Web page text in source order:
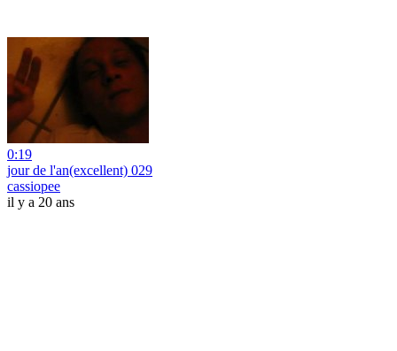
0:19
jour de l'an(excellent) 029
cassiopee
il y a 20 ans